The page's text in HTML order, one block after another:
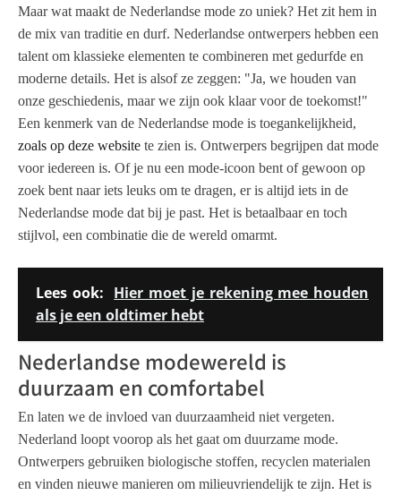
Maar wat maakt de Nederlandse mode zo uniek? Het zit hem in
de mix van traditie en durf. Nederlandse ontwerpers hebben een
talent om klassieke elementen te combineren met gedurfde en
moderne details. Het is alsof ze zeggen: "Ja, we houden van
onze geschiedenis, maar we zijn ook klaar voor de toekomst!"
Een kenmerk van de Nederlandse mode is toegankelijkheid,
zoals op deze website te zien is. Ontwerpers begrijpen dat mode
voor iedereen is. Of je nu een mode-icoon bent of gewoon op
zoek bent naar iets leuks om te dragen, er is altijd iets in de
Nederlandse mode dat bij je past. Het is betaalbaar en toch
stijlvol, een combinatie die de wereld omarmt.
Lees ook: Hier moet je rekening mee houden
als je een oldtimer hebt
Nederlandse modewereld is
duurzaam en comfortabel
En laten we de invloed van duurzaamheid niet vergeten.
Nederland loopt voorop als het gaat om duurzame mode.
Ontwerpers gebruiken biologische stoffen, recyclen materialen
en vinden nieuwe manieren om milieuvriendelijk te zijn. Het is